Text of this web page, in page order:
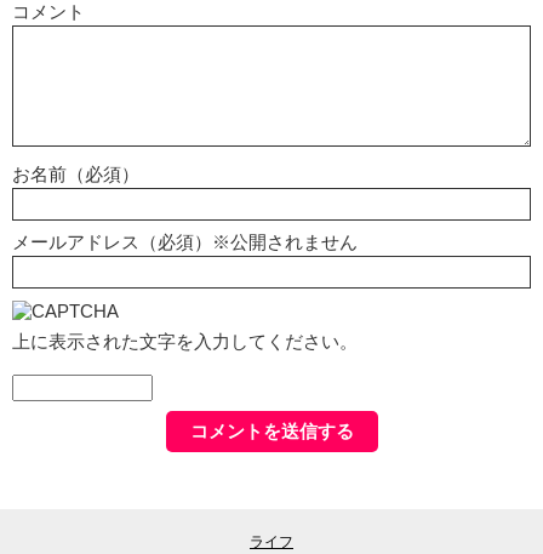
コメント
お名前（必須）
メールアドレス（必須）※公開されません
上に表示された文字を入力してください。
ライフ